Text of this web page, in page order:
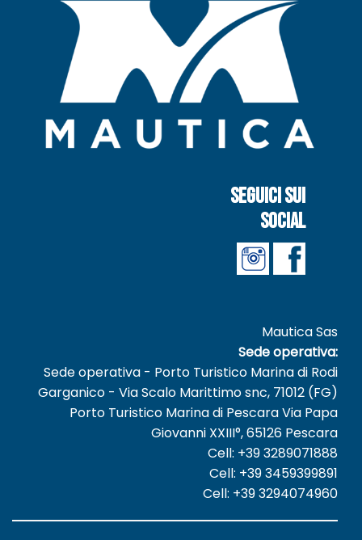
Seguici sui
social
Mautica Sas
Sede operativa:
Sede operativa - Porto Turistico Marina di Rodi
Garganico - Via Scalo Marittimo snc, 71012 (FG)
Porto Turistico Marina di Pescara Via Papa
Giovanni XXIII°, 65126 Pescara
Cell: +39 3289071888
Cell: +39 3459399891
Cell: +39 3294074960